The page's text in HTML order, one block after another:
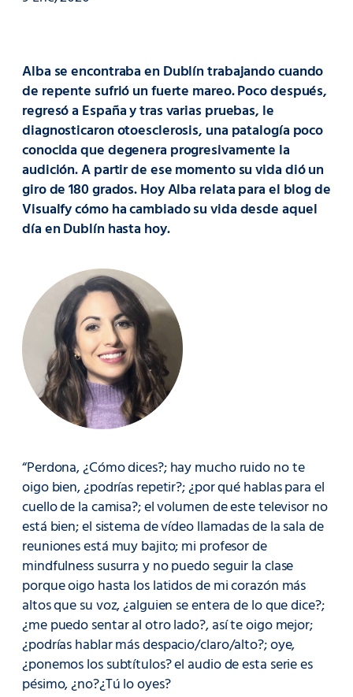
Alba se encontraba en Dublín trabajando cuando
de repente sufrió un fuerte mareo. Poco después,
regresó a España y tras varias pruebas, le
diagnosticaron otoesclerosis, una patalogía poco
conocida que degenera progresivamente la
audición. A partir de ese momento su vida dió un
giro de 180 grados. Hoy Alba relata para el blog de
Visualfy cómo ha cambiado su vida desde aquel
día en Dublín hasta hoy.
“Perdona, ¿Cómo dices?; hay mucho ruido no te
oigo bien, ¿podrías repetir?; ¿por qué hablas para el
cuello de la camisa?; el volumen de este televisor no
está bien; el sistema de vídeo llamadas de la sala de
reuniones está muy bajito; mi profesor de
mindfulness susurra y no puedo seguir la clase
porque oigo hasta los latidos de mi corazón más
altos que su voz, ¿alguien se entera de lo que dice?;
¿me puedo sentar al otro lado?, así te oigo mejor;
¿podrías hablar más despacio/claro/alto?; oye,
¿ponemos los subtítulos? el audio de esta serie es
pésimo, ¿no?¿Tú lo oyes?